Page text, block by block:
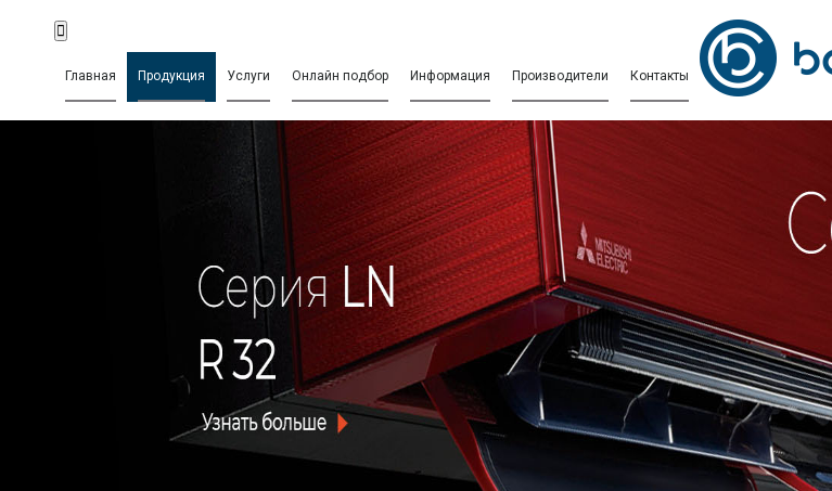
Главная Продукция Услуги Онлайн подбор Информация Производители Контакты